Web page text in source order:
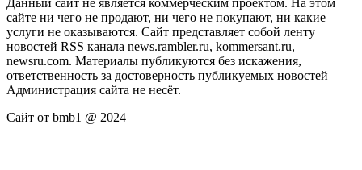
сайте ни чего не продают, ни чего не покупают, ни какие
услуги не оказываются. Сайт представляет собой ленту
новостей RSS канала news.rambler.ru, kommersant.ru,
newsru.com. Материалы публикуются без искажения,
ответственность за достоверность публикуемых новостей
Администрация сайта не несёт.
Сайт от bmb1 @ 2024